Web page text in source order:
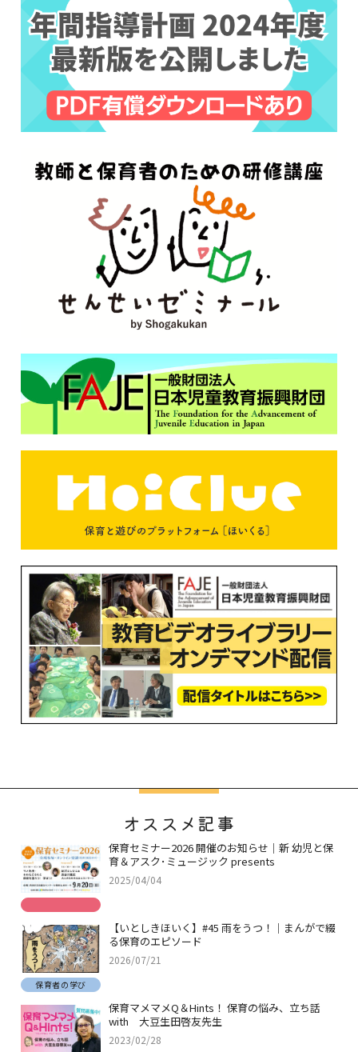
オススメ記事
保育セミナー2026 開催のお知らせ｜新 幼児と保
育＆アスク･ミュージック presents
2025/04/04
【いとしきほいく】#45 雨をうつ！｜まんがで綴
る保育のエピソード
2026/07/21
保育者の学び
保育マメマメQ＆Hints！ 保育の悩み、立ち話
with 大豆生田啓友先生
2023/02/28